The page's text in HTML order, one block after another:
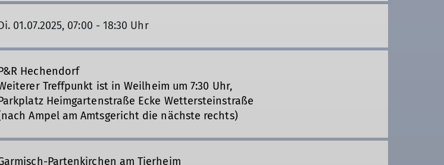
01.07.2025, 07:00 - 18:30 Uhr
Hechendorf
Treffpunkt ist in Weilheim um 7:30 Uhr,
Heimgartenstraße Ecke Wettersteinstraße
Ampel am Amtsgericht die nächste rechts)
Partenkirchen am Tierheim